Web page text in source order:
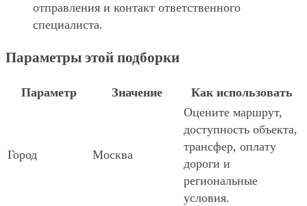
отправления и контакт ответственного
специалиста.
Параметры этой подборки
Параметр Значение Как использовать
Город Москва
Оцените маршрут,
доступность объекта,
трансфер, оплату
дороги и
региональные
условия.